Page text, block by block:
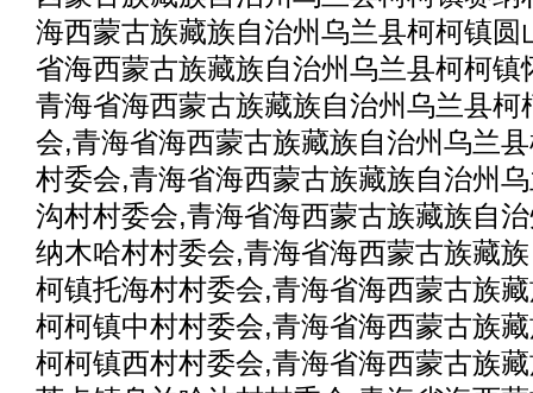
海西蒙古族藏族自治州乌兰县柯柯镇圆
省海西蒙古族藏族自治州乌兰县柯柯镇
青海省海西蒙古族藏族自治州乌兰县柯
会,青海省海西蒙古族藏族自治州乌兰
村委会,青海省海西蒙古族藏族自治州
沟村村委会,青海省海西蒙古族藏族自
纳木哈村村委会,青海省海西蒙古族藏
柯镇托海村村委会,青海省海西蒙古族
柯柯镇中村村委会,青海省海西蒙古族
柯柯镇西村村委会,青海省海西蒙古族